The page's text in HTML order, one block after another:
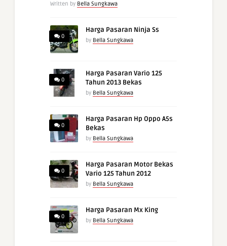
Written by Bella Sungkawa
0
Harga Pasaran Ninja Ss
by Bella Sungkawa
0
Harga Pasaran Vario 125
Tahun 2013 Bekas
by Bella Sungkawa
0
Harga Pasaran Hp Oppo A5s
Bekas
by Bella Sungkawa
0
Harga Pasaran Motor Bekas
Vario 125 Tahun 2012
by Bella Sungkawa
0
Harga Pasaran Mx King
by Bella Sungkawa